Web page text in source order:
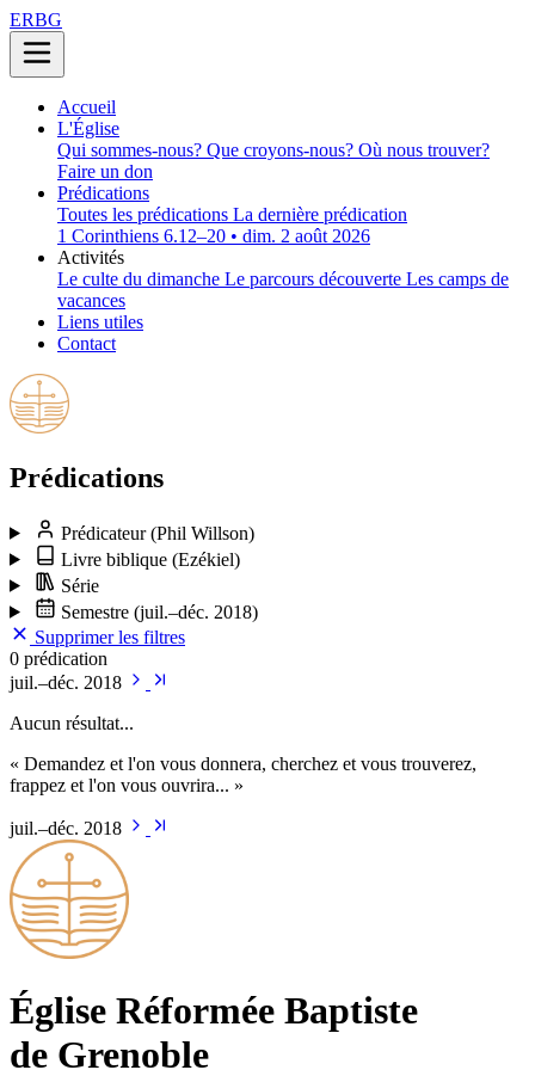
ERBG
Accueil
L'Église
Qui sommes-nous? Que croyons-nous? Où nous trouver?
Faire un don
Prédications
Toutes les prédications La dernière prédication
1 Corinthiens 6.12–20 • dim. 2 août 2026
Activités
Le culte du dimanche Le parcours découverte Les camps de
vacances
Liens utiles
Contact
Prédications
Prédicateur(Phil Willson)
Livre biblique (Ezékiel)
Série
Semestre (juil.–déc. 2018)
Supprimer les filtres
0 prédication
juil.–déc. 2018
Aucun résultat...
« Demandez et l'on vous donnera, cherchez et vous trouverez,
frappez et l'on vous ouvrira... »
juil.–déc. 2018
Église Ré­for­mée Bap­tiste
de Grenoble